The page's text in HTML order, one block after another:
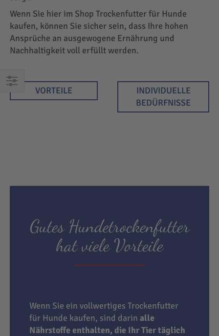
EINKAUFEN
Wenn Sie hier im Shop Trockenfutter für Hunde
kaufen, können Sie sicher sein, dass Ihre hohen
Ansprüche an ausgewogene Ernährung und
Nachhaltigkeit voll erfüllt werden.
VORTEILE
INDIVIDUELLE
BEDÜRFNISSE
Gutes Hundetrockenfutter
hat viele Vorteile
Wenn Sie ein vollwertiges Trockenfutter
für Hunde kaufen, sind darin alle
Nährstoffe enthalten, die Ihr Tier täglich